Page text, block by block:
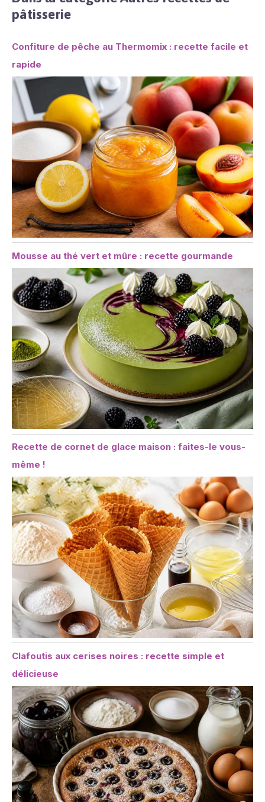
pâtisserie
Confiture de pêche au Thermomix : recette facile et
rapide
Mousse au thé vert et mûre : recette gourmande
Recette de cornet de glace maison : faites-le vous-
même !
Clafoutis aux cerises noires : recette simple et
délicieuse